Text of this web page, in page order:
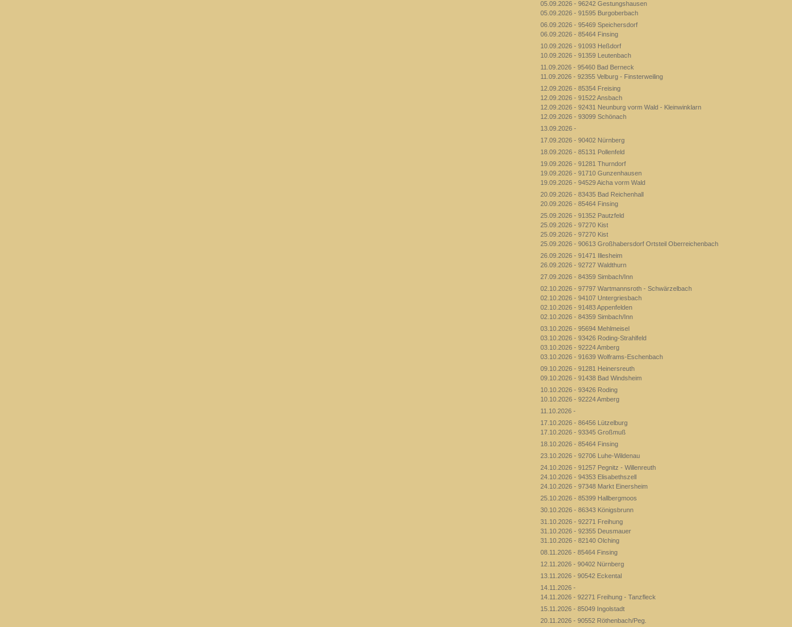
05.09.2026 - 96242 Gestungshausen
05.09.2026 - 91595 Burgoberbach
06.09.2026 - 95469 Speichersdorf
06.09.2026 - 85464 Finsing
10.09.2026 - 91093 Heßdorf
10.09.2026 - 91359 Leutenbach
11.09.2026 - 95460 Bad Berneck
11.09.2026 - 92355 Velburg - Finsterweiling
12.09.2026 - 85354 Freising
12.09.2026 - 91522 Ansbach
12.09.2026 - 92431 Neunburg vorm Wald - Kleinwinklarn
12.09.2026 - 93099 Schönach
13.09.2026 -
17.09.2026 - 90402 Nürnberg
18.09.2026 - 85131 Pollenfeld
19.09.2026 - 91281 Thurndorf
19.09.2026 - 91710 Gunzenhausen
19.09.2026 - 94529 Aicha vorm Wald
20.09.2026 - 83435 Bad Reichenhall
20.09.2026 - 85464 Finsing
25.09.2026 - 91352 Pautzfeld
25.09.2026 - 97270 Kist
25.09.2026 - 97270 Kist
25.09.2026 - 90613 Großhabersdorf Ortsteil Oberreichenbach
26.09.2026 - 91471 Illesheim
26.09.2026 - 92727 Waldthurn
27.09.2026 - 84359 Simbach/Inn
02.10.2026 - 97797 Wartmannsroth - Schwärzelbach
02.10.2026 - 94107 Untergriesbach
02.10.2026 - 91483 Appenfelden
02.10.2026 - 84359 Simbach/Inn
03.10.2026 - 95694 Mehlmeisel
03.10.2026 - 93426 Roding-Strahlfeld
03.10.2026 - 92224 Amberg
03.10.2026 - 91639 Wolframs-Eschenbach
09.10.2026 - 91281 Heinersreuth
09.10.2026 - 91438 Bad Windsheim
10.10.2026 - 93426 Roding
10.10.2026 - 92224 Amberg
11.10.2026 -
17.10.2026 - 86456 Lützelburg
17.10.2026 - 93345 Großmuß
18.10.2026 - 85464 Finsing
23.10.2026 - 92706 Luhe-Wildenau
24.10.2026 - 91257 Pegnitz - Willenreuth
24.10.2026 - 94353 Elisabethszell
24.10.2026 - 97348 Markt Einersheim
25.10.2026 - 85399 Hallbergmoos
30.10.2026 - 86343 Königsbrunn
31.10.2026 - 92271 Freihung
31.10.2026 - 92355 Deusmauer
31.10.2026 - 82140 Olching
08.11.2026 - 85464 Finsing
12.11.2026 - 90402 Nürnberg
13.11.2026 - 90542 Eckental
14.11.2026 -
14.11.2026 - 92271 Freihung - Tanzfleck
15.11.2026 - 85049 Ingolstadt
20.11.2026 - 90552 Röthenbach/Peg.